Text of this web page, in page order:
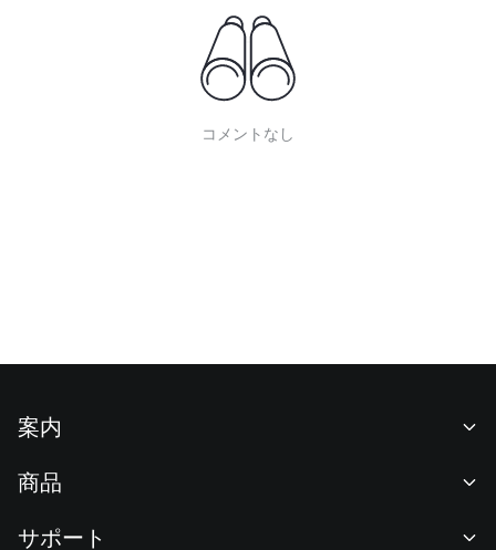
コメントなし
案内
ニュースルーム
商品
サポート